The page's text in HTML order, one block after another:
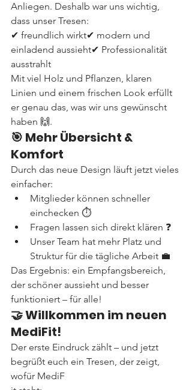
Anliegen. Deshalb war uns wichtig,
dass unser Tresen:
✔ freundlich wirkt✔ modern und
einladend aussieht✔ Professionalität
ausstrahlt
Mit viel Holz und Pflanzen, klaren
Linien und einem frischen Look erfüllt
er genau das, was wir uns gewünscht
haben 🙌.
🎯 Mehr Übersicht &
Komfort
Durch das neue Design läuft jetzt vieles
einfacher:
Mitglieder können schneller
einchecken ⏱
Fragen lassen sich direkt klären ❓
Unser Team hat mehr Platz und
Struktur für die tägliche Arbeit 💼
Das Ergebnis: ein Empfangsbereich,
der schöner aussieht und besser
funktioniert – für alle!
🤝 Willkommen im neuen
MediFit!
Der erste Eindruck zählt – und jetzt
begrüßt euch ein Tresen, der zeigt,
wofür MediF